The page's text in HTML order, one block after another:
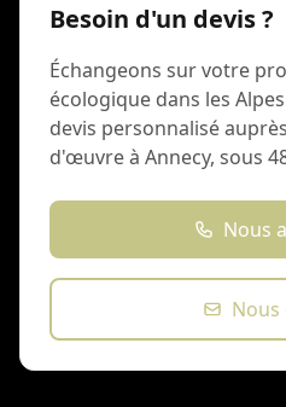
Besoin d'un devis ?
Échangeons sur votre
écologique dans les
devis personnalisé
d'œuvre à Annecy, sous
Nous